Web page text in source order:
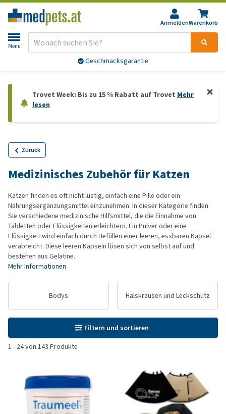
AnmeldenWarenkorb
Menu
Geschmacksgarantie
Trovet Week: Bis zu 15 % Rabatt auf Trovet Mehr
lesen
Zurück
Medizinisches Zubehör für Katzen
Katzen finden es oft nicht lustig, einfach eine Pille oder ein
Nahrungsergänzungsmittel einzunehmen. In dieser Kategorie finden
Sie verschiedene medizinische Hilfsmittel, die die Einnahme von
Tabletten oder Flüssigkeiten erleichtern. Ein Pulver oder eine
Flüssigkeit wird einfach durch Befüllen einer leeren, essbaren Kapsel
verabreicht. Diese leeren Kapseln lösen sich von selbst auf und
bestehen aus Gelatine.
Mehr Informationen
Bodys Halskrausen und Leckschutz
Filtern und sortieren
1 - 24von 143 Produkte